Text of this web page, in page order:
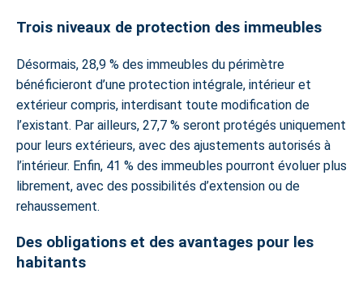
Trois niveaux de protection des immeubles
Désormais, 28,9 % des immeubles du périmètre
bénéficieront d’une protection intégrale, intérieur et
extérieur compris, interdisant toute modification de
l’existant. Par ailleurs, 27,7 % seront protégés uniquement
pour leurs extérieurs, avec des ajustements autorisés à
l’intérieur. Enfin, 41 % des immeubles pourront évoluer plus
librement, avec des possibilités d’extension ou de
rehaussement.
Des obligations et des avantages pour les
habitants